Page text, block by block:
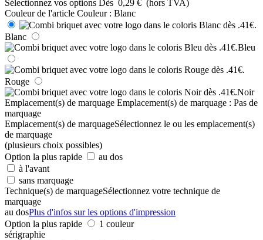
Sélectionnez vos options Dès 0,29 € (hors TVA)
Couleur de l'article Couleur : Blanc
Blanc
Bleu
Rouge
Noir
Emplacement(s) de marquage Emplacement(s) de marquage : Pas de
marquage
Emplacement(s) de marquageSélectionnez le ou les emplacement(s)
de marquage
(plusieurs choix possibles)
Option la plus rapide
au dos
à l'avant
sans marquage
Technique(s) de marquageSélectionnez votre technique de
marquage
au dosPlus d'infos sur les options d'impression
Option la plus rapide
1 couleur
sérigraphie